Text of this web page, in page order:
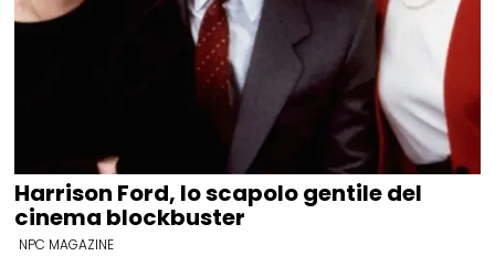
Harrison Ford, lo scapolo gentile del
cinema blockbuster
NPC MAGAZINE